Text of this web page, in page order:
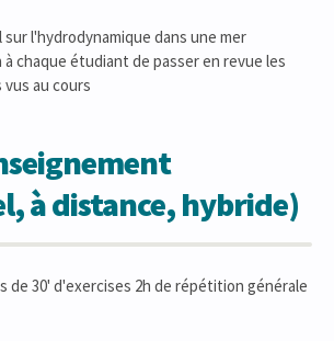
l'hydrodynamique dans une mer
chaque étudiant de passer en revue les
au cours
à distance, hybride)
de 30' d'exercises 2h de répétition générale